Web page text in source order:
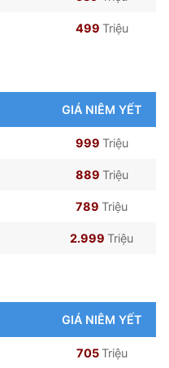
499 Triệu
GIÁ NIÊM YẾT
999 Triệu
889 Triệu
789 Triệu
2.999 Triệu
GIÁ NIÊM YẾT
705 Triệu